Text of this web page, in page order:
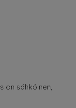
on sähköinen,